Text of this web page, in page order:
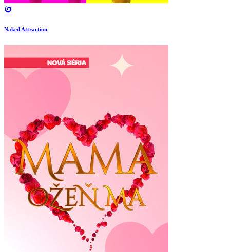
Naked Attraction